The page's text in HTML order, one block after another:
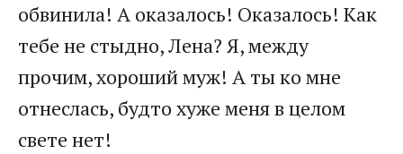
обвинила! А оказалось! Оказалось! Как
тебе не стыдно, Лена? Я, между
прочим, хороший муж! А ты ко мне
отнеслась, будто хуже меня в целом
свете нет!